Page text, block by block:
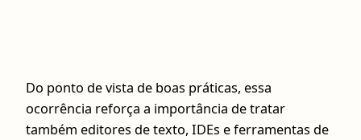
Do ponto de vista de boas práticas, essa
ocorrência reforça a importância de tratar
também editores de texto, IDEs e ferramentas de